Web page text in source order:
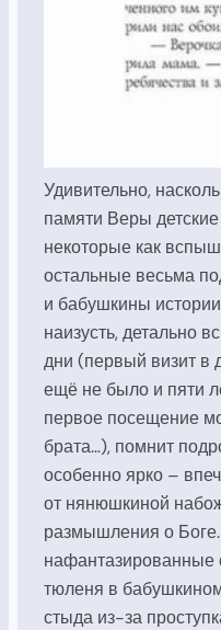
Удивительно,
памяти Веры
некоторые как
остальные весьма
и бабушкины
наизусть, детально
дни (первый визит в
ещё не было и пяти
первое посещение
брата…), помнит
особенно ярко –
от нянюшкиной
размышления о
нафантазированные
тюленя в
стыда из-за